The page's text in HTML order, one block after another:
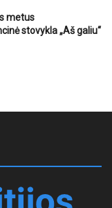
metus
stovykla „Aš galiu“